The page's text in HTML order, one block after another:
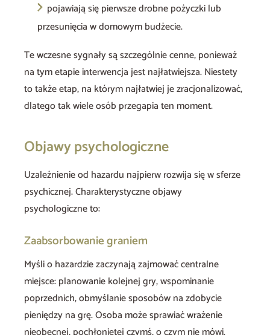
pojawiają się pierwsze drobne pożyczki lub
przesunięcia w domowym budżecie.
Te wczesne sygnały są szczególnie cenne, ponieważ
na tym etapie interwencja jest najłatwiejsza. Niestety
to także etap, na którym najłatwiej je zracjonalizować,
dlatego tak wiele osób przegapia ten moment.
Objawy psychologiczne
Uzależnienie od hazardu najpierw rozwija się w sferze
psychicznej. Charakterystyczne objawy
psychologiczne to:
Zaabsorbowanie graniem
Myśli o hazardzie zaczynają zajmować centralne
miejsce: planowanie kolejnej gry, wspominanie
poprzednich, obmyślanie sposobów na zdobycie
pieniędzy na grę. Osoba może sprawiać wrażenie